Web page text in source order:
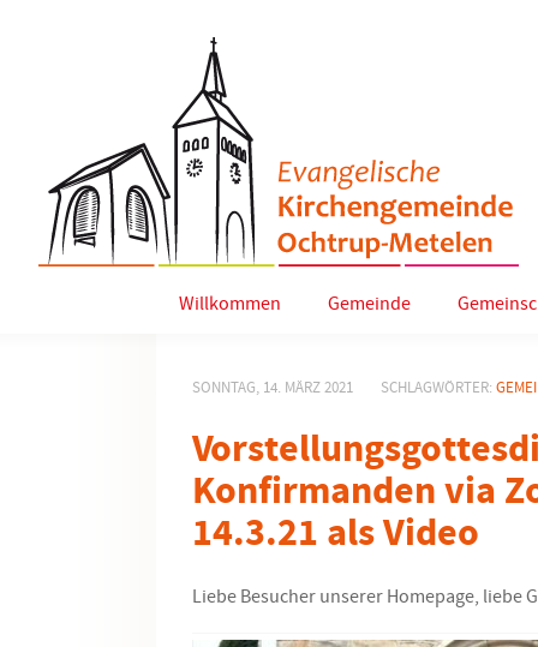
Willkommen Gemeinde
SONNTAG, 14. MÄRZ 2021 SCHLAGWÖRTER:
Konfirmanden via
14.3.21 als Video
Liebe Besucher unserer Homepage, liebe